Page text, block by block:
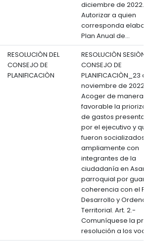
diciembre de 2022.
Autorizar a quien
corresponda
Plan Anual de...
RESOLUCIÒN DEL
CONSEJO DE
PLANIFICACIÒN
RESOLUCIÒN SESIÒN
CONSEJO DE
PLANIFICACIÒN_23 de
noviembre de 2022
Acoger de manera
favorable la
de gastos
por el ejecutivo y que
fueron socializados
ampliamente con
integrantes de la
ciudadanía en
parroquial por
coherencia con el
Desarrollo y
Territorial. Art. 2.-
Comuníquese la
resolución a los